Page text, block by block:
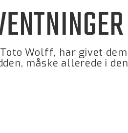
Wolff, har givet dem
måske allerede i den